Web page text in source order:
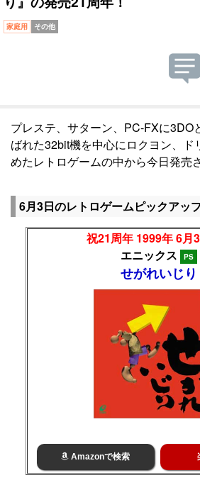
家庭用 その他
プレステ、サターン、PC-FXに3DO
ばれた32bit機を中心にロクヨン、ド
めたレトロゲームの中から今日発売
6月3日のレトロゲームピックアッ
祝21周年 1999年 6月
エニックス
PS
せがれいじり
Amazonで検索